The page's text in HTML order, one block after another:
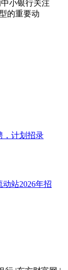
小银行关注
的重要动
，计划招录
站2026年招